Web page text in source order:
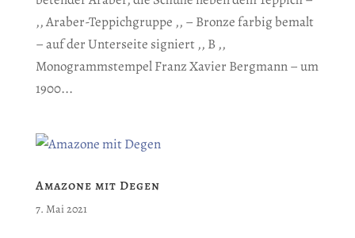
,, Araber-Teppichgruppe ,, – Bronze farbig bemalt
– auf der Unterseite signiert ,, B ,,
Monogrammstempel Franz Xavier Bergmann – um
1900...
Amazone mit Degen
7. Mai 2021